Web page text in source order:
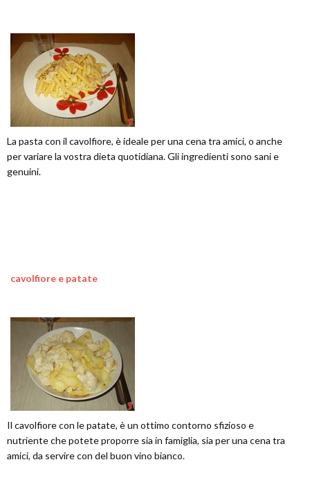
La pasta con il cavolfiore, è ideale per una cena tra amici, o anche
per variare la vostra dieta quotidiana. Gli ingredienti sono sani e
genuini.
cavolfiore e patate
Il cavolfiore con le patate, è un ottimo contorno sfizioso e
nutriente che potete proporre sia in famiglia, sia per una cena tra
amici, da servire con del buon vino bianco.